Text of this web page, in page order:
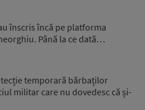
înscris încă pe platforma
Până la ce dată…
temporară bărbaților
militar care nu dovedesc că și-